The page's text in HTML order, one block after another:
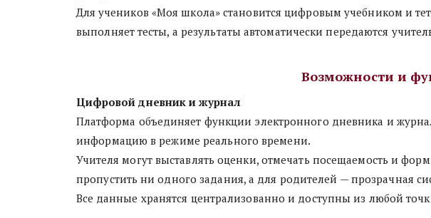
Для учеников «Моя школа» становится цифровым учебником и
выполняет тесты, а результаты автоматически передаются
Возможности и
Цифровой дневник и журнал
Платформа объединяет функции электронного дневника и
информацию в режиме реального времени.
Учителя могут выставлять оценки, отмечать посещаемость и
пропустить ни одного задания, а для родителей — прозрачная
Все данные хранятся централизованно и доступны из любой